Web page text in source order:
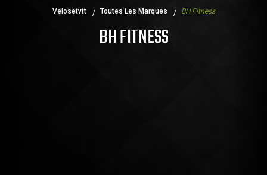
Votre panier est là pour vous servir. Donnez-lui un
liste de vos produits et où se reflète le prix le plus
Velosetvtt Toutes Les Marques BH Fitness
BH FITNESS